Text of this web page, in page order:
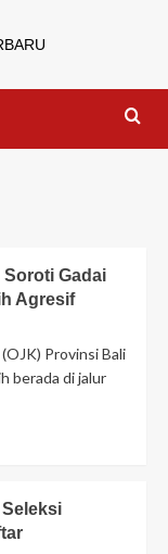
Soroti Gadai
Agresif
Provinsi Bali
berada di jalur